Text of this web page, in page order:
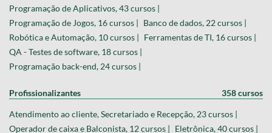
Programação de Aplicativos, 43 cursos |
Programação de Jogos, 16 cursos |
Banco de dados, 22 cursos |
Robótica e Automação, 10 cursos |
Ferramentas de TI, 16 cursos |
QA - Testes de software, 18 cursos |
Programação back-end, 24 cursos |
Profissionalizantes 358 cursos
Atendimento ao cliente, Secretariado e Recepção, 23 cursos |
Operador de caixa e Balconista, 12 cursos |
Eletrônica, 40 cursos |